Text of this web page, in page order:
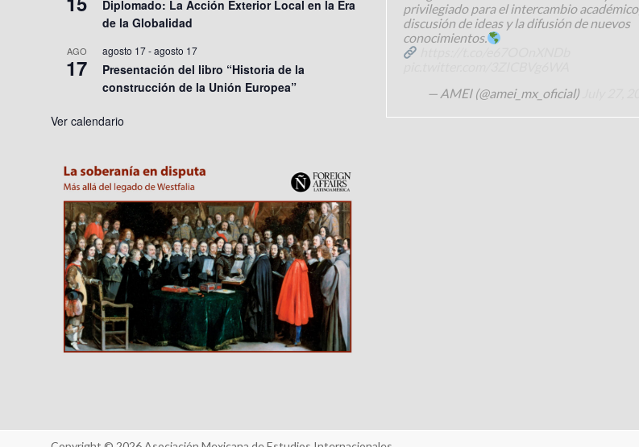
Diplomado: La Acción Exterior Local en la Era
de la Globalidad
AGO
17
agosto 17-agosto 17
Presentación del libro “Historia de la
construcción de la Unión Europea”
Ver calendario
privilegiado para el intercambio
discusión de ideas y la difusión de nuevos
conocimientos.
— AMEI (@amei_mx_oficial)